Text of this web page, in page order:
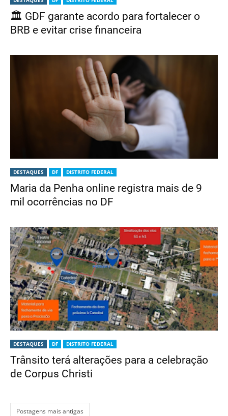
🏛️ GDF garante acordo para fortalecer o
BRB e evitar crise financeira
DESTAQUES DF DISTRITO FEDERAL
Maria da Penha online registra mais de 9
mil ocorrências no DF
DESTAQUES DF DISTRITO FEDERAL
Trânsito terá alterações para a celebração
de Corpus Christi
Postagens mais antigas